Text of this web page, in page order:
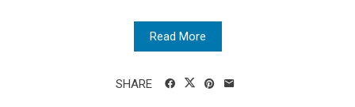
Read More
SHARE